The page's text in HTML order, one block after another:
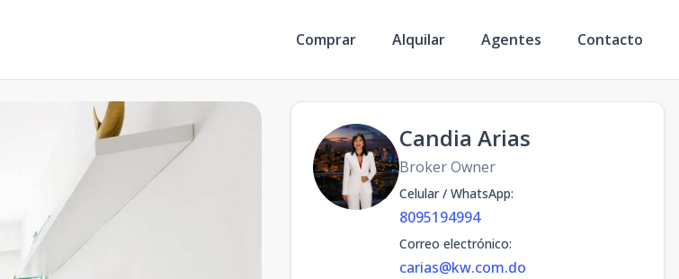
Comprar Alquilar Agentes Contacto
Candia Arias
Broker Owner
Celular / WhatsApp:
8095194994
Correo electrónico:
carias@kw.com.do